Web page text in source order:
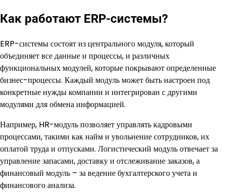
Как работают ERP-системы?
ERP-системы состоят из центрального модуля, который
объединяет все данные и процессы, и различных
функциональных модулей, которые покрывают определенные
бизнес-процессы. Каждый модуль может быть настроен под
конкретные нужды компании и интегрирован с другими
модулями для обмена информацией.
Например, HR-модуль позволяет управлять кадровыми
процессами, такими как найм и увольнение сотрудников, их
оплатой труда и отпусками. Логистический модуль отвечает за
управление запасами, доставку и отслеживание заказов, а
финансовый модуль – за ведение бухгалтерского учета и
финансового анализа.